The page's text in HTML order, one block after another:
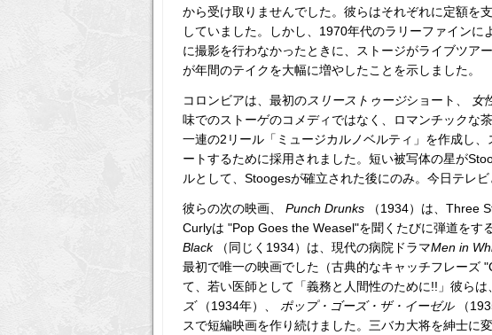
から受け取りませんでした。彼らはそれぞれに定額を
していました。しかし、1970年代のラリーファイン
に撮影を行わなかったときに、ストージがライブツア
が年間のテイクを大幅に増やしたことを示しました。
コロンビアは、最初のスリーストゥージショート、 女
味でのストーゲのコメディではなく、ロマンチックな
一連の2リール「ミュージカルノベルティ」を作成し
ートするために採用されました。短い被写体の星が
ルとして、Stoogesが確立された後にのみ。今日テレ
彼らの次の映画、 Punch Drunks （1934）は、Three
Curlyは "Pop Goes the Weasel"を聞くたびに弾道をす
Black（同じく1934）は、現代の病院ドラマMen in
最初で唯一の映画でした（古典的なキャッチフレーズ
て、若い医師として「義務と人間性のために!!」彼らは
ズ（1934年）、 ポップ・ゴーズ・ザ・イーゼル（
スで短編映画を作り続けました。三バカ大将を紳士に